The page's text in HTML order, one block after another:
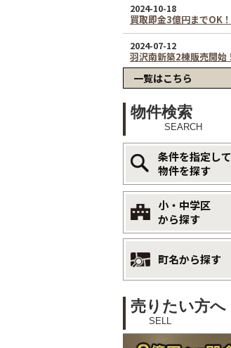
一覧はこちら
物件検索
SEARCH
条件を指定して
物件を探す
小・中学区
から探す
町名から探す
売りたい方へ
SELL